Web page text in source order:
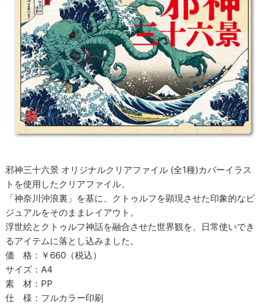
邪神三十六景 オリジナルクリアファイル (全1種)カバーイラス
トを使用したクリアファイル。
「神奈川沖浪裏」を基に、クトゥルフを顕現させた印象的なビ
ジュアルをそのままレイアウト。
浮世絵とクトゥルフ神話を融合させた世界観を、日常使いでき
るアイテムに落とし込みました。
価 格：￥660（税込）
サイズ：A4
素 材：PP
仕 様：フルカラー印刷